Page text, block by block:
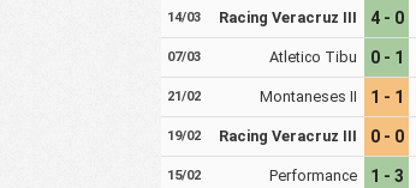
14/03 Racing Veracruz III 4 - 0
07/03 Atletico Tibu 0 - 1
21/02 Montaneses II 1 - 1
19/02 Racing Veracruz III 0 - 0
15/02 Performance 1 - 3